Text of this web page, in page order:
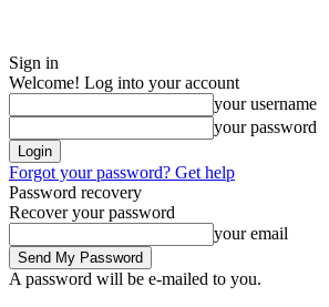
Sign in
Welcome! Log into your account
your username
your password
Forgot your password? Get help
Password recovery
Recover your password
your email
A password will be e-mailed to you.